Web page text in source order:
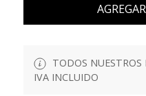
TODOS NUESTROS
IVA INCLUIDO